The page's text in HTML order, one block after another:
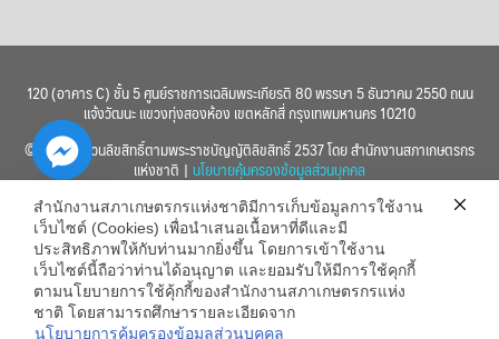
120 (อาคาร C) ชั้น 5 ศูนย์ราชการเฉลิมพระเกียรติ 80 พรรษา 5 ธันวาคม 2550 ถนน
แจ้งวัฒนะ แขวงทุ่งสองห้อง เขตหลักสี่ กรุงเทพมหานคร 10210
© 2560 สงวนลิขสิทธิ์ตามพระราชบัญญัติลิขสิทธิ์ 2537 โดย สำนักงานสภาเกษตรกร
แห่งชาติ | นโยบายคุ้มครองข้อมูลส่วนบุคคล
สำนักงานสภาเกษตรกรแห่งชาติมีการเก็บข้อมูลการใช้งาน
เว็บไซต์ (Cookies) เพื่อนำเสนอเนื้อหาที่ดีและมี
ประสิทธิภาพให้กับท่านมากยิ่งขึ้น โดยการเข้าใช้งาน
เว็บไซต์นี้ถือว่าท่านได้อนุญาต และยอมรับให้มีการใช้คุกกี้
ตามนโยบายการใช้คุ้กกี้ของสำนักงานสภาเกษตรกรแห่ง
ชาติ โดยสามารถศึกษารายละเอียดจาก
นโยบายการคุ้มครองข้อมูลส่วนบุคคล
Hide
chaty